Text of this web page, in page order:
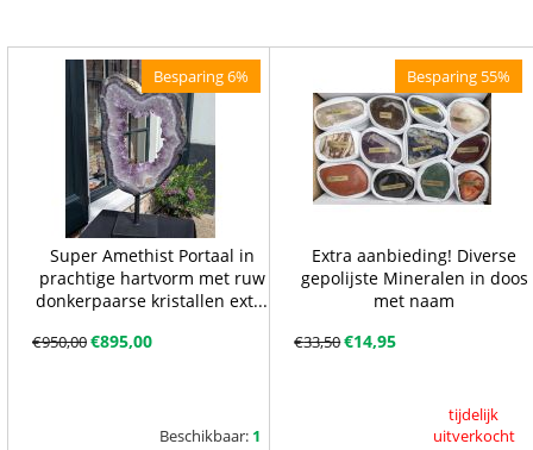
Besparing 6%
Super Amethist Portaal in
prachtige hartvorm met ruw
donkerpaarse kristallen ext...
€950,00€895,00
Beschikbaar: 1
Besparing 55%
Extra aanbieding! Diverse
gepolijste Mineralen in doos
met naam
tijdelijk
uitverkocht
€33,50€14,95